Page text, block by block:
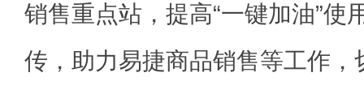
销售重点站，提高“一键加油”使
传，助力易捷商品销售等工作，